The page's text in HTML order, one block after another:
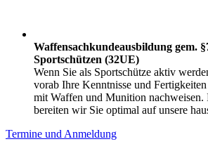
Waffensachkundeausbildung gem.
Sportschützen (32UE)
Wenn Sie als Sportschütze aktiv
vorab Ihre Kenntnisse und
mit Waffen und Munition nachweisen.
bereiten wir Sie optimal auf unsere
Termine und Anmeldung